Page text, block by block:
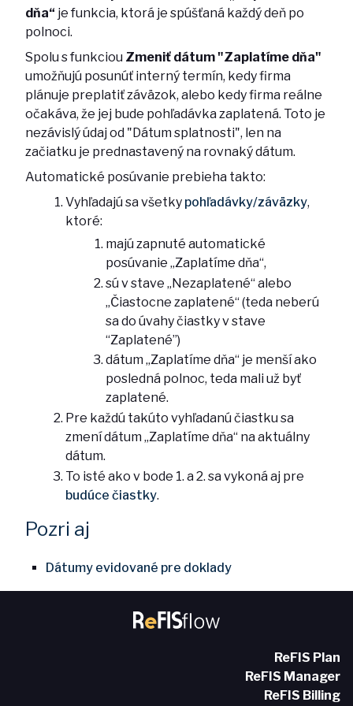
dňa“ je funkcia, ktorá je spúšťaná každý deň po
polnoci.
Spolu s funkciou Zmeniť dátum "Zaplatíme dňa"
umožňujú posunúť interný termín, kedy firma
plánuje preplatiť záväzok, alebo kedy firma reálne
očakáva, že jej bude pohľadávka zaplatená. Toto je
nezávislý údaj od "Dátum splatnosti", len na
začiatku je prednastavený na rovnaký dátum.
Automatické posúvanie prebieha takto:
Vyhľadajú sa všetky pohľadávky/záväzky,
ktoré:
majú zapnuté automatické
posúvanie „Zaplatíme dňa“,
sú v stave „Nezaplatené“ alebo
„Čiastocne zaplatené“ (teda neberú
sa do úvahy čiastky v stave
“Zaplatené”)
dátum „Zaplatíme dňa“ je menší ako
posledná polnoc, teda mali už byť
zaplatené.
Pre každú takúto vyhľadanú čiastku sa
zmení dátum „Zaplatíme dňa“ na aktuálny
dátum.
To isté ako v bode 1. a 2. sa vykoná aj pre
budúce čiastky.
Pozri aj
Dátumy evidované pre doklady
ReFIS Plan
ReFIS Manager
ReFIS Billing